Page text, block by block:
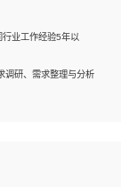
上开发工作经验；
线程及高并发系统开
、基础架构方案和云
后实现机制；
业工作经验5年以
调研、需求整理与分析
器学习等；